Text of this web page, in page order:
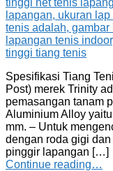
Spesifikasi Tiang
Post) merek Trinity
pemasangan tanam
Aluminium Alloy
mm. – Untuk
dengan roda gigi
pinggir lapangan […]
Continue reading…